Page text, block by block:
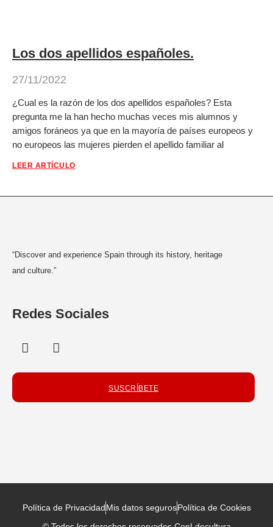
Los dos apellidos españoles.
27/11/2022
¿Cual es la razón de los dos apellidos españoles? Esta
pregunta me la han hecho muchas veces mis alumnos y
amigos foráneos ya que en la mayoría de países europeos y
no europeos las mujeres pierden el apellido familiar al
LEER ARTÍCULO
“Discover and experience Spain through its history, heritage
and culture.”
Redes Sociales
SUSCRÍBETE
Política de PrivacidadMis datos segurosPolítica de Cookies